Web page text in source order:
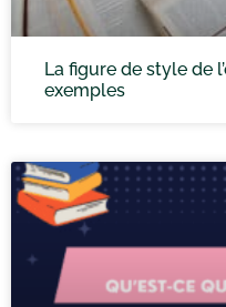
La figure de style de
exemples